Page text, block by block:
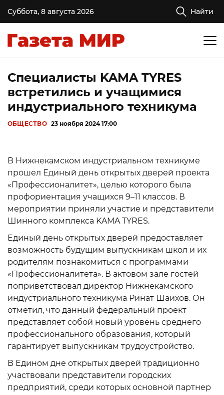
Суббота, 8 августа 2026 Найти
Специалисты KAMA TYRES
встретились и учащимися
индустриального техникума
ОБЩЕСТВО 23 ноября 2024 17:00
В Нижнекамском индустриальном техникуме
прошел Единый день открытых дверей проекта
«Профессионалитет», целью которого была
профориентация учащихся 9–11 классов. В
мероприятии приняли участие и представители
Шинного комплекса KAMA TYRES.
Единый день открытых дверей предоставляет
возможность будущим выпускникам школ и их
родителям познакомиться с программами
«Профессионалитета». В актовом зале гостей
поприветствовал директор Нижнекамского
индустриального техникума Ринат Шаихов. Он
отметил, что данный федеральный проект
представляет собой новый уровень среднего
профессионального образования, который
гарантирует выпускникам трудоустройство.
В Едином дне открытых дверей традиционно
участвовали представители городских
предприятий, среди которых основной партнер